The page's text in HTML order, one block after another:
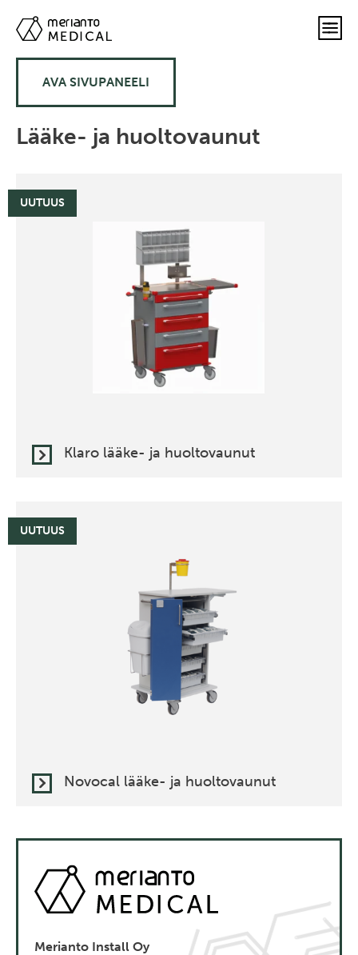
AVA SIVUPANEELI
Lääke- ja huoltovaunut
UUTUUS
Klaro lääke- ja huoltovaunut
UUTUUS
Novocal lääke- ja huoltovaunut
Merianto Install Oy